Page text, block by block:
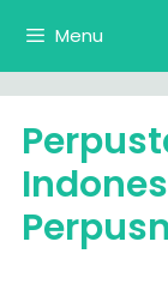
isi
Menu